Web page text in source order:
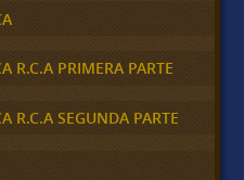
R.C.A PRIMERA PARTE
R.C.A SEGUNDA PARTE